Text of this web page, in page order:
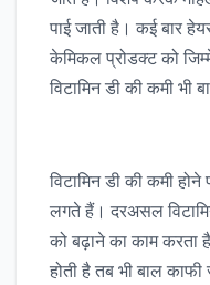
पाई जाती है। कई बार
केमिकल प्रोडक्ट को
विटामिन डी की कमी
विटामिन डी की कमी
लगते हैं। दरअसल
को बढ़ाने का काम करता
होती है तब भी बाल काफी